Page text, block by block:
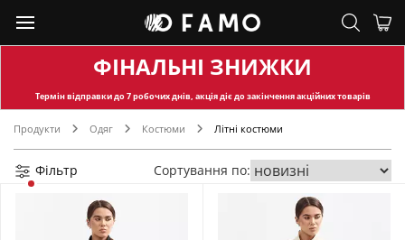
ФІНАЛЬНІ ЗНИЖКИ
Термін відправкидо 7 робочих днів, акція діє до закінчення акційних товарів
Продукти Одяг Костюми Літні костюми
Фільтр Сортування по: